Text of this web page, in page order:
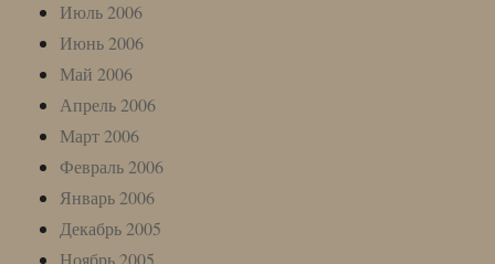
Июль 2006
Июнь 2006
Май 2006
Апрель 2006
Март 2006
Февраль 2006
Январь 2006
Декабрь 2005
Ноябрь 2005